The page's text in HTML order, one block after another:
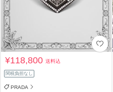
¥118,800送料込
関税負担なし
PRADA